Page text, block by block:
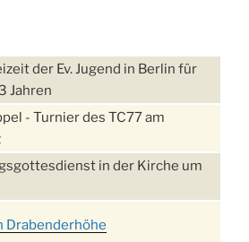
der Ev. Jugend in Berlin für
Jahren
- Turnier des TC77 am
in der Kirche um
Drabenderhöhe